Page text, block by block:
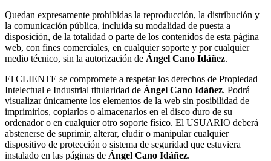
Quedan expresamente prohibidas la reproducción, la distribución y
la comunicación pública, incluida su modalidad de puesta a
disposición, de la totalidad o parte de los contenidos de esta página
web, con fines comerciales, en cualquier soporte y por cualquier
medio técnico, sin la autorización de Ángel Cano Idáñez.
El CLIENTE se compromete a respetar los derechos de Propiedad
Intelectual e Industrial titularidad de Ángel Cano Idáñez. Podrá
visualizar únicamente los elementos de la web sin posibilidad de
imprimirlos, copiarlos o almacenarlos en el disco duro de su
ordenador o en cualquier otro soporte físico. El USUARIO deberá
abstenerse de suprimir, alterar, eludir o manipular cualquier
dispositivo de protección o sistema de seguridad que estuviera
instalado en las páginas de Ángel Cano Idáñez.